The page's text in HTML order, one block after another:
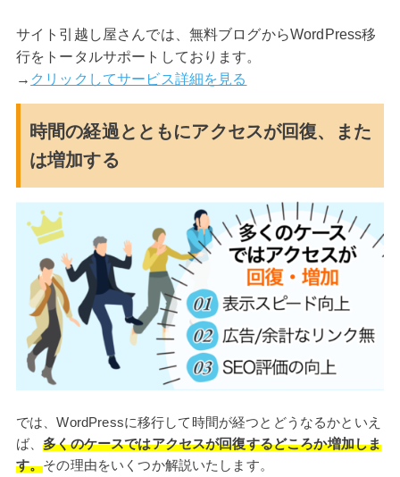
サイト引越し屋さんでは、無料ブログからWordPress移
行をトータルサポートしております。
→ クリックしてサービス詳細を見る
時間の経過とともにアクセスが回復、また
は増加する
では、WordPressに移行して時間が経つとどうなるかといえ
ば、多くのケースではアクセスが回復するどころか増加しま
す。その理由をいくつか解説いたします。